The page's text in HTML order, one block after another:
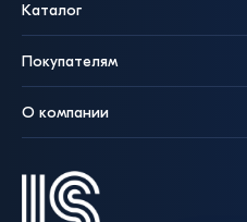
Каталог
Покупателям
О компании